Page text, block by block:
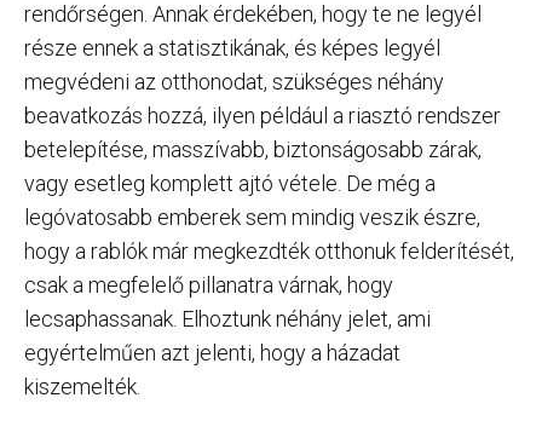
rendőrségen. Annak érdekében, hogy te ne legyél
része ennek a statisztikának, és képes legyél
megvédeni az otthonodat, szükséges néhány
beavatkozás hozzá, ilyen például a riasztó rendszer
betelepítése, masszívabb, biztonságosabb zárak,
vagy esetleg komplett ajtó vétele. De még a
legóvatosabb emberek sem mindig veszik észre,
hogy a rablók már megkezdték otthonuk felderítését,
csak a megfelelő pillanatra várnak, hogy
lecsaphassanak. Elhoztunk néhány jelet, ami
egyértelműen azt jelenti, hogy a házadat
kiszemelték.